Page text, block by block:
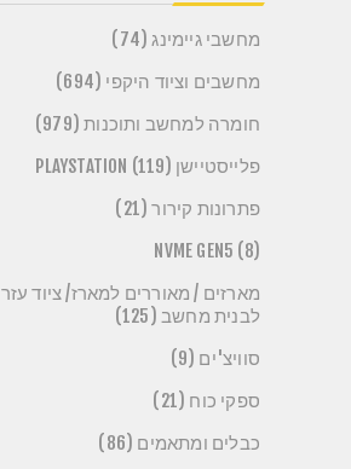
מחשבי גיימינג (74)
מחשבים וציוד היקפי (694)
חומרה למחשב ותוכנות (979)
פלייסטיישן PLAYSTATION (119)
פתרונות קירור (21)
NVME GEN5 (8)
מארזים / מאוררים למארז/ ציוד עזר
לבנית מחשב (125)
סוויצ'ים (9)
ספקי כוח (21)
כבלים ומתאמים (86)